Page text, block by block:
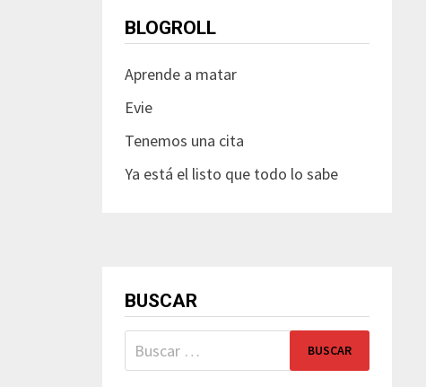
BLOGROLL
Aprende a matar
Evie
Tenemos una cita
Ya está el listo que todo lo sabe
BUSCAR
Buscar: